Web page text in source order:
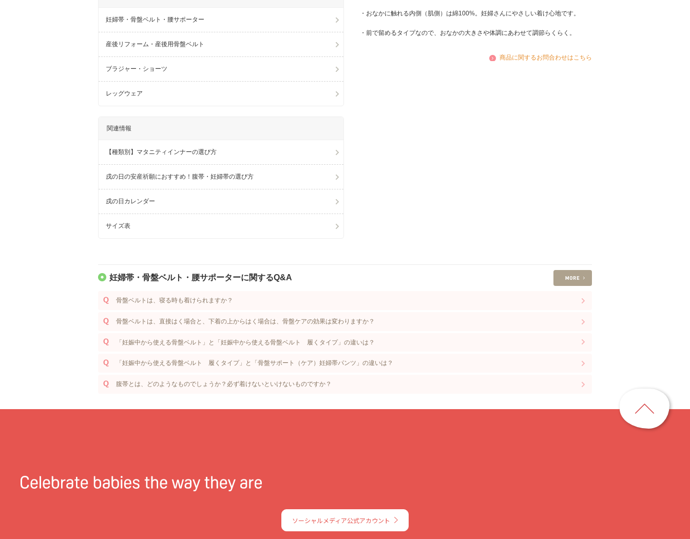
妊婦帯・骨盤ベルト・腰サポーター
産後リフォーム・産後用骨盤ベルト
ブラジャー・ショーツ
レッグウェア
関連情報
【種類別】マタニティインナーの選び方
戌の日の安産祈願におすすめ！腹帯・妊婦帯の選び方
戌の日カレンダー
サイズ表
・おなかに触れる内側（肌側）は綿100%。妊婦さんにやさしい着け心地です。
・前で留めるタイプなので、おなかの大きさや体調にあわせて調節らくらく。
商品に関するお問合わせはこちら
妊婦帯・骨盤ベルト・腰サポーターに関するQ&A
骨盤ベルトは、寝る時も着けられますか？
骨盤ベルトは、直接はく場合と、下着の上からはく場合は、骨盤ケアの効果は変わりますか？
「妊娠中から使える骨盤ベルト」と「妊娠中から使える骨盤ベルト 履くタイプ」の違いは？
「妊娠中から使える骨盤ベルト 履くタイプ」と「骨盤サポート（ケア）妊婦帯パンツ」の違いは？
腹帯とは、どのようなものでしょうか？必ず着けないといけないものですか？
ソーシャルメディア公式アカウント
ジ